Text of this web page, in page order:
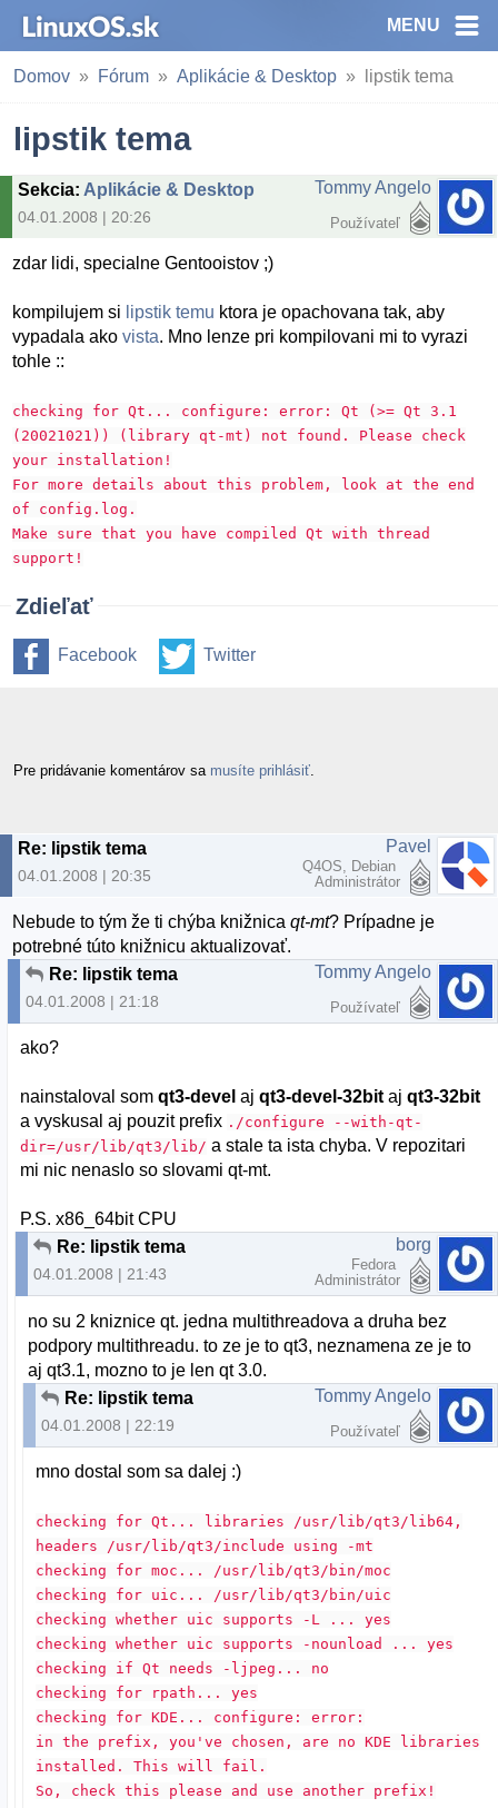
MENU
Domov Fórum Aplikácie & Desktop lipstik tema
lipstik tema
Sekcia: Aplikácie & Desktop
04.01.2008 | 20:26
Tommy Angelo
Používateľ
zdar lidi, specialne Gentooistov ;)
kompilujem si lipstik temu ktora je opachovana tak, aby
vypadala akovista. Mno lenze pri kompilovani mi to vyrazi
tohle ::
checking for Qt... configure: error: Qt (>= Qt 3.1
(20021021)) (library qt-mt) not found. Please check
your installation!
For more details about this problem, look at the end
of config.log.
Make sure that you have compiled Qt with thread
support!
Zdieľať
Facebook Twitter
Pre pridávanie komentárov sa musíte prihlásiť
Re: lipstik tema
04.01.2008 | 20:35
Pavel
Q4OS, Debian
Administrátor
Nebude to tým že ti chýba knižnicaqt-mt? Prípadne je
potrebné túto knižnicu aktualizovať.
Re: lipstik tema
04.01.2008 | 21:18
Tommy Angelo
Používateľ
ako?
nainstaloval somqt3-devel ajqt3-devel-32bit ajqt3-32bit
a vyskusal aj pouzit prefix ./configure --with-qt-
dir=/usr/lib/qt3/lib/ a stale ta ista chyba. V repozitari
mi nic nenaslo so slovami qt-mt.
P.S. x86_64bit CPU
Re: lipstik tema
04.01.2008 | 21:43
borg
Fedora
Administrátor
no su 2 kniznice qt. jedna multithreadova a druha bez
podpory multithreadu. to ze je to qt3, neznamena ze je to
aj qt3.1, mozno to je len qt 3.0.
Re: lipstik tema
04.01.2008 | 22:19
Tommy Angelo
Používateľ
mno dostal som sa dalej :)
checking for Qt... libraries /usr/lib/qt3/lib64,
headers /usr/lib/qt3/include using -mt
checking for moc... /usr/lib/qt3/bin/moc
checking for uic... /usr/lib/qt3/bin/uic
checking whether uic supports -L ... yes
checking whether uic supports -nounload ... yes
checking if Qt needs -ljpeg... no
checking for rpath... yes
checking for KDE... configure: error:
in the prefix, you've chosen, are no KDE libraries
installed. This will fail.
So, check this please and use another prefix!